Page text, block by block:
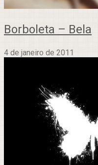
Borboleta – Bela
4 de janeiro de 2011